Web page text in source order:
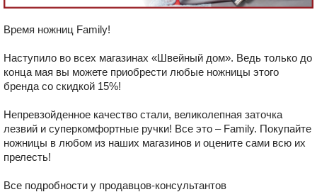
Время ножниц Family!
Наступило во всех магазинах «Швейный дом». Ведь только до
конца мая вы можете приобрести любые ножницы этого
бренда со скидкой 15%!
Непревзойденное качество стали, великолепная заточка
лезвий и суперкомфортные ручки! Все это – Family. Покупайте
ножницы в любом из наших магазинов и оцените сами всю их
прелесть!
Все подробности у продавцов-консультантов